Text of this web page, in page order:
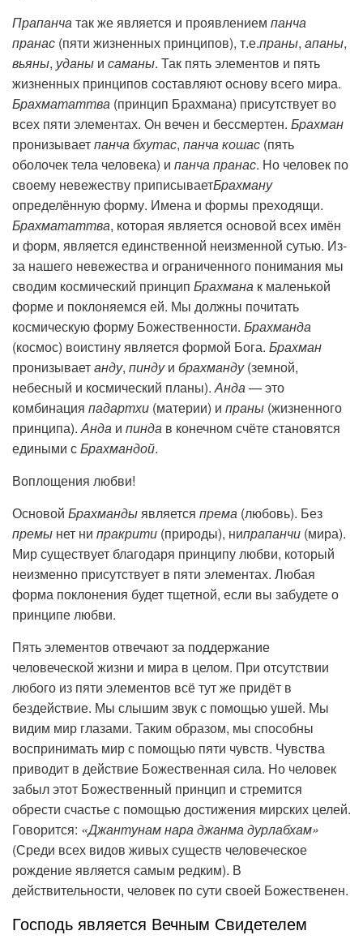
Прапанчатак же является и проявлением панча
пранас (пяти жизненных принципов), т.е.праны, апаны,
вьяны, уданы и саманы. Так пять элементов и пять
жизненных принципов составляют основу всего мира.
Брахмататтва (принцип Брахмана) присутствует во
всех пяти элементах. Он вечен и бессмертен. Брахман
пронизываетпанча бхутас, панча кошас (пять
оболочек тела человека) и панча пранас. Но человек по
своему невежеству приписываетБрахману
определённую форму. Имена и формы преходящи.
Брахмататтва, которая является основой всех имён
и форм, является единственной неизменной сутью. Из-
за нашего невежества и ограниченного понимания мы
сводим космический принцип Брахмана к маленькой
форме и поклоняемся ей. Мы должны почитать
космическую форму Божественности. Брахманда
(космос) воистину является формой Бога. Брахман
пронизываетанду, пиндуи брахманду(земной,
небесный и космический планы).Анда— это
комбинация падартхи (материи) и праны (жизненного
принципа).Анда и пинда в конечном счёте становятся
едиными сБрахмандой.
Воплощения любви!
Основой Брахмандыявляется према (любовь). Без
премы нет ни пракрити (природы), нипрапанчи (мира).
Мир существует благодаря принципу любви, который
неизменно присутствует в пяти элементах. Любая
форма поклонения будет тщетной, если вы забудете о
принципе любви.
Пять элементов отвечают за поддержание
человеческой жизни и мира в целом. При отсутствии
любого из пяти элементов всё тут же придёт в
бездействие. Мы слышим звук с помощью ушей. Мы
видим мир глазами. Таким образом, мы способны
воспринимать мир с помощью пяти чувств. Чувства
приводит в действие Божественная сила. Но человек
забыл этот Божественный принцип и стремится
обрести счастье с помощью достижения мирских целей.
Говорится: «Джантунам нара джанма дурлабхам»
(Среди всех видов живых существ человеческое
рождение является самым редким). В
действительности, человек по сути своей Божественен.
Господь является Вечным Свидетелем